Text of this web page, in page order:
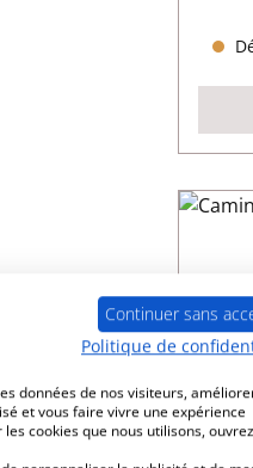
Continuer sans
Politique de
données de nos visiteurs,
et vous faire vivre une expérience
cookies que nous utilisons,